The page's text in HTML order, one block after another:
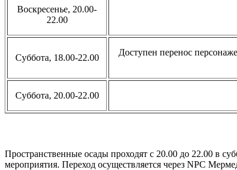
Воскресенье, 20.00-
22.00
Суббота, 18.00-22.00
Доступен перенос
Cуббота, 20.00-22.00
Пространственные осады проходят с 20.00 до 22.00 в
мероприятия. Переход осуществляется через NPC